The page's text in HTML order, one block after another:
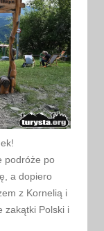
podróże po
a dopiero
z Kornelią i
zakątki Polski i